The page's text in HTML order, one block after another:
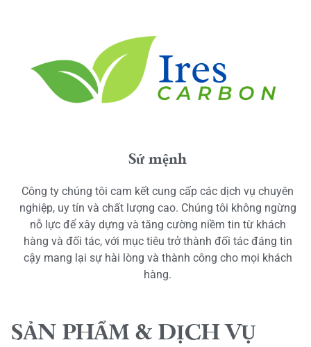
Sứ mệnh
Công ty chúng tôi cam kết cung cấp các dịch vụ chuyên
nghiệp, uy tín và chất lượng cao. Chúng tôi không ngừng
nỗ lực để xây dựng và tăng cường niềm tin từ khách
hàng và đối tác, với mục tiêu trở thành đối tác đáng tin
cậy mang lại sự hài lòng và thành công cho mọi khách
hàng.
SẢN PHẨM & DỊCH VỤ